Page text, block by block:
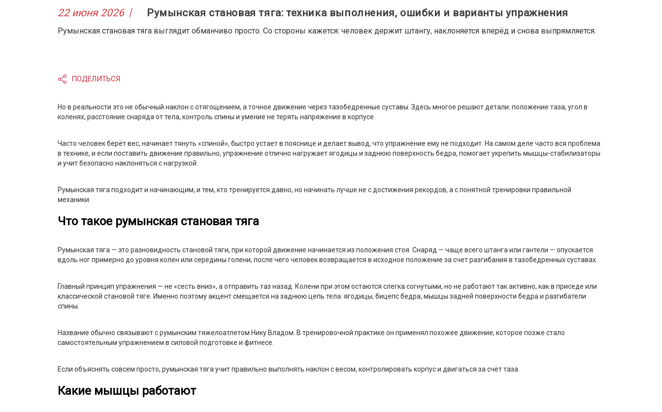
22 июня 2026 Румынская становая тяга: техника выполнения, ошибки и варианты упражнения
Румынская становая тяга выглядит обманчиво просто. Со стороны кажется: человек держит штангу, наклоняется вперёд и снова выпрямляется.
ПОДЕЛИТЬСЯ
Но в реальности это не обычный наклон с отягощением, а точное движение через тазобедренные суставы. Здесь многое решают детали: положение таза, угол в
коленях, расстояние снаряда от тела, контроль спины и умение не терять напряжение в корпусе.
Часто человек берёт вес, начинает тянуть «спиной», быстро устает в пояснице и делает вывод, что упражнение ему не подходит. На самом деле часто вся проблема
в технике, и если поставить движение правильно, упражнение отлично нагружает ягодицы и заднюю поверхность бедра, помогает укрепить мышцы-стабилизаторы
и учит безопасно наклоняться с нагрузкой.
Румынская тяга подходит и начинающим, и тем, кто тренируется давно, но начинать лучше не с достижения рекордов, а с понятной тренировки правильной
механики.
Что такое румынская становая тяга
Румынская тяга — это разновидность становой тяги, при которой движение начинается из положения стоя. Снаряд — чаще всего штанга или гантели — опускается
вдоль ног примерно до уровня колен или середины голени, после чего человек возвращается в исходное положение за счет разгибания в тазобедренных суставах.
Главный принцип упражнения — не «сесть вниз», а отправить таз назад. Колени при этом остаются слегка согнутыми, но не работают так активно, как в приседе или
классической становой тяге. Именно поэтому акцент смещается на заднюю цепь тела: ягодицы, бицепс бедра, мышцы задней поверхности бедра и разгибатели
спины.
Название обычно связывают с румынским тяжелоатлетом Нику Владом. В тренировочной практике он применял похожее движение, которое позже стало
самостоятельным упражнением в силовой подготовке и фитнесе.
Если объяснять совсем просто, румынская тяга учит правильно выполнять наклон с весом, контролировать корпус и двигаться за счёт таза.
Какие мышцы работают